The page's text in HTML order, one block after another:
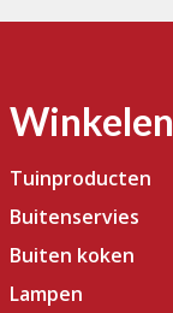
Winkelen
Tuinproducten
Buitenservies
Buiten koken
Lampen